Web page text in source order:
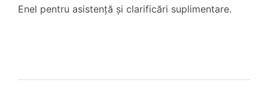
Enel pentru asistență și clarificări suplimentare.